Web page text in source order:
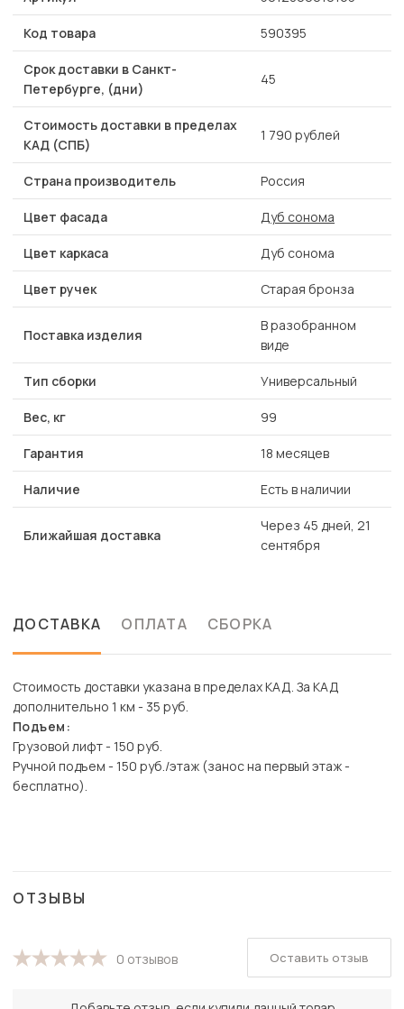
Код товара 590395
Срок доставки в Санкт-
Петербурге, (дни)
45
Стоимость доставки в пределах
КАД (СПБ)
1 790 рублей
Страна производитель Россия
Цвет фасада Дуб сонома
Цвет каркаса Дуб сонома
Цвет ручек Старая бронза
Поставка изделия
В разобранном
виде
Тип сборки Универсальный
Вес, кг 99
Гарантия 18 месяцев
Наличие Есть в наличии
Ближайшая доставка
Через 45 дней, 21
сентября
ДОСТАВКА ОПЛАТА СБОРКА
Стоимость доставки указана в пределах КАД. За КАД
дополнительно 1 км - 35 руб.
Подъем:
Грузовой лифт - 150 руб.
Ручной подъем - 150 руб./этаж (занос на первый этаж -
бесплатно).
ОТЗЫВЫ
0 отзывов Оставить отзыв